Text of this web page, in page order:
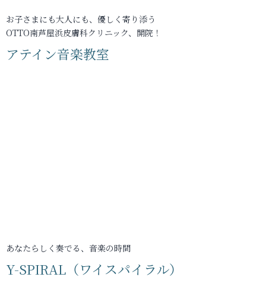
お子さまにも大人にも、優しく寄り添う
OTTO南芦屋浜皮膚科クリニック、開院！
アテイン音楽教室
あなたらしく奏でる、音楽の時間
Y-SPIRAL（ワイスパイラル）